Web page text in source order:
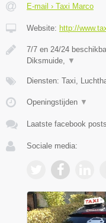
E-mail › Taxi Marco
Website: http://
7/7 en 24/24
Diksmuide, ▼
Diensten: Taxi,
Openingstijden ▼
Laatste facebook posts
Sociale media: